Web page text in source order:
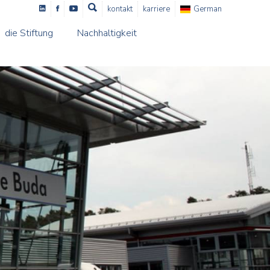
die Stiftung Nachhaltigkeit
kontakt karriere German